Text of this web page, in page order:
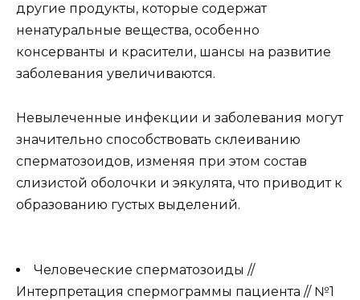
другие продукты, которые содержат
ненатуральные вещества, особенно
консерванты и красители, шансы на развитие
заболевания увеличиваются.
Невылеченные инфекции и заболевания могут
значительно способствовать склеиванию
сперматозоидов, изменяя при этом состав
слизистой оболочки и эякулята, что приводит к
образованию густых выделений.
Человеческие сперматозоиды //
Интерпретация спермограммы пациента // №1